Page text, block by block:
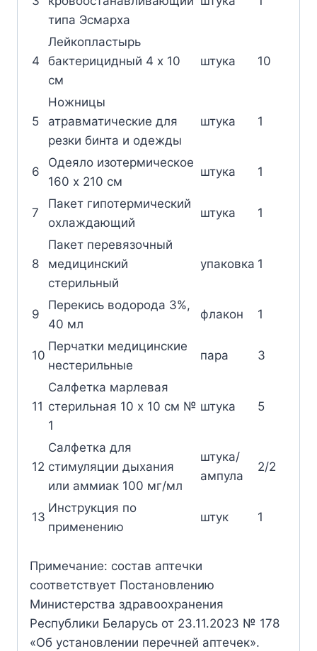
типа Эсмарха
4
Лейкопластырь
бактерицидный 4 х 10
см
штука 10
5
Ножницы
атравматические для
резки бинта и одежды
штука 1
6
Одеяло изотермическое
160 х 210 см
штука 1
7
Пакет гипотермический
охлаждающий
штука 1
8
Пакет перевязочный
медицинский
стерильный
упаковка 1
9
Перекись водорода 3%,
40 мл
флакон 1
10
Перчатки медицинские
нестерильные
пара 3
11
Салфетка марлевая
стерильная 10 х 10 см №
1
штука 5
12
Салфетка для
стимуляции дыхания
или аммиак 100 мг/мл
штука/
ампула
2/2
13
Инструкция по
применению
штук 1
Примечание: состав аптечки
соответствует Постановлению
Министерства здравоохранения
Республики Беларусь от 23.11.2023 № 178
«Об установлении перечней аптечек».